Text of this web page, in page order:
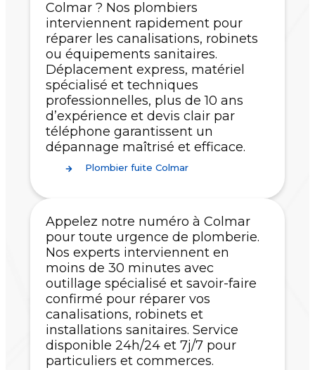
Colmar ? Nos plombiers
interviennent rapidement pour
réparer les canalisations, robinets
ou équipements sanitaires.
Déplacement express, matériel
spécialisé et techniques
professionnelles, plus de 10 ans
d’expérience et devis clair par
téléphone garantissent un
dépannage maîtrisé et efficace.
Plombier fuite Colmar
Appelez notre numéro à Colmar
pour toute urgence de plomberie.
Nos experts interviennent en
moins de 30 minutes avec
outillage spécialisé et savoir-faire
confirmé pour réparer vos
canalisations, robinets et
installations sanitaires. Service
disponible 24h/24 et 7j/7 pour
particuliers et commerces.